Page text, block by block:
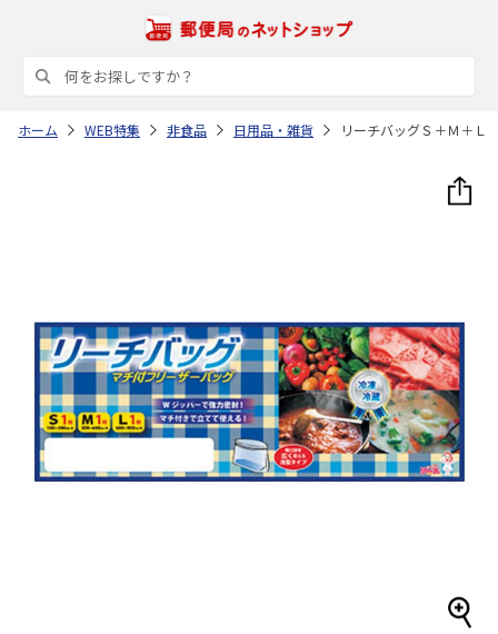
ホーム WEB特集 非食品 日用品・雑貨 リーチバッグＳ＋Ｍ＋